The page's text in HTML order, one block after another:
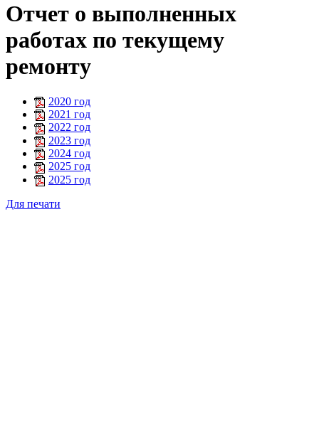
Отчет о выполненных
работах по текущему
ремонту
2020 год
2021 год
2022 год
2023 год
2024 год
2025 год
2025 год
Для печати